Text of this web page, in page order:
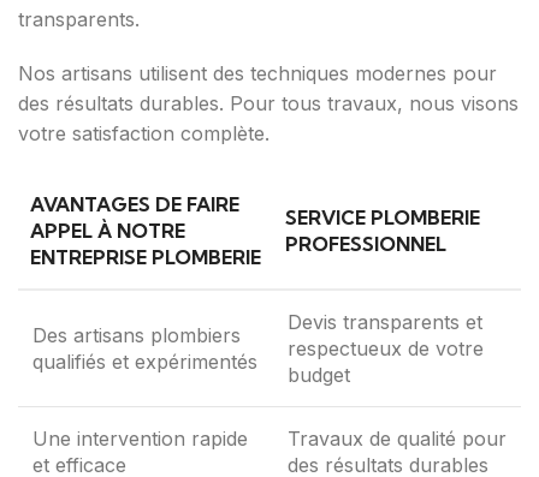
transparents.
Nos artisans utilisent des techniques modernes pour
des résultats durables. Pour tous travaux, nous visons
votre satisfaction complète.
AVANTAGES DE FAIRE
APPEL À NOTRE
ENTREPRISE PLOMBERIE
SERVICE PLOMBERIE
PROFESSIONNEL
Des artisans plombiers
qualifiés et expérimentés
Devis transparents et
respectueux de votre
budget
Une intervention rapide
et efficace
Travaux de qualité pour
des résultats durables